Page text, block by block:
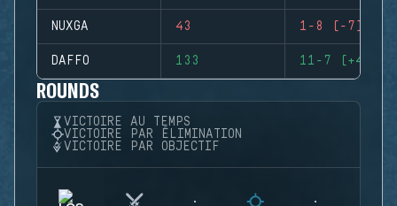
NUXGA 43 1-8 (-7)
DAFFO 133 11-7 (+4)
ROUNDS
VICTOIRE AU TEMPS
VICTOIRE PAR ÉLIMINATION
VICTOIRE PAR OBJECTIF